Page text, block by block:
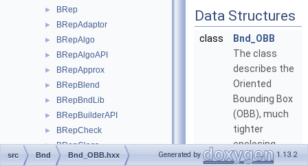
► BRep
► BRepAdaptor
► BRepAlgo
► BRepAlgoAPI
► BRepApprox
► BRepBlend
► BRepBndLib
► BRepBuilderAPI
► BRepCheck
► BRepClass
► BRepClass3d
Data Structures
class
Bnd_OBB
The class
describes the
Oriented
Bounding Box
(OBB), much
tighter
enclosing
volume for
src Bnd Bnd_OBB.hxx Generated by 1.13.2